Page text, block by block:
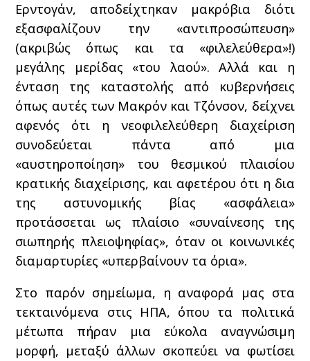
Ερντογάν, αποδείχτηκαν μακρόβια διότι
εξασφαλίζουν την «αντιπροσώπευση»
(ακριβώς όπως και τα «φιλελεύθερα»!)
μεγάλης μερίδας «του λαού». Αλλά και η
ένταση της καταστολής από κυβερνήσεις
όπως αυτές των Μακρόν και Τζόνσον, δείχνει
αφενός ότι η νεοφιλελεύθερη διαχείριση
συνοδεύεται πάντα από μια
«αυστηροποίηση» του θεσμικού πλαισίου
κρατικής διαχείρισης, και αφετέρου ότι η δια
της αστυνομικής βίας «ασφάλεια»
προτάσσεται ως πλαίσιο «συναίνεσης της
σιωπηρής πλειοψηφίας», όταν οι κοινωνικές
διαμαρτυρίες «υπερβαίνουν τα όρια».
Στο παρόν σημείωμα, η αναφορά μας στα
τεκταινόμενα στις ΗΠΑ, όπου τα πολιτικά
μέτωπα πήραν μια εύκολα αναγνώσιμη
μορφή, μεταξύ άλλων σκοπεύει να φωτίσει